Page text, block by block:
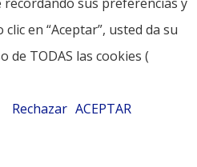
sus preferencias y
en “Aceptar”, usted da su
de TODAS las cookies (
Rechazar ACEPTAR